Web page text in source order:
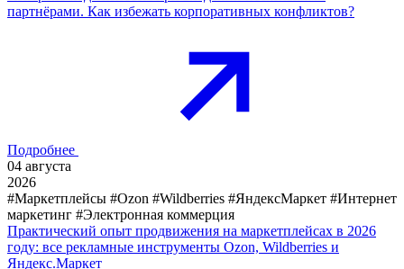
партнёрами. Как избежать корпоративных конфликтов?
Подробнее
04 августа
2026
#Маркетплейсы #Ozon #Wildberries #ЯндексМаркет #Интернет
маркетинг #Электронная коммерция
Практический опыт продвижения на маркетплейсах в 2026
году: все рекламные инструменты Ozon, Wildberries и
Яндекс.Маркет